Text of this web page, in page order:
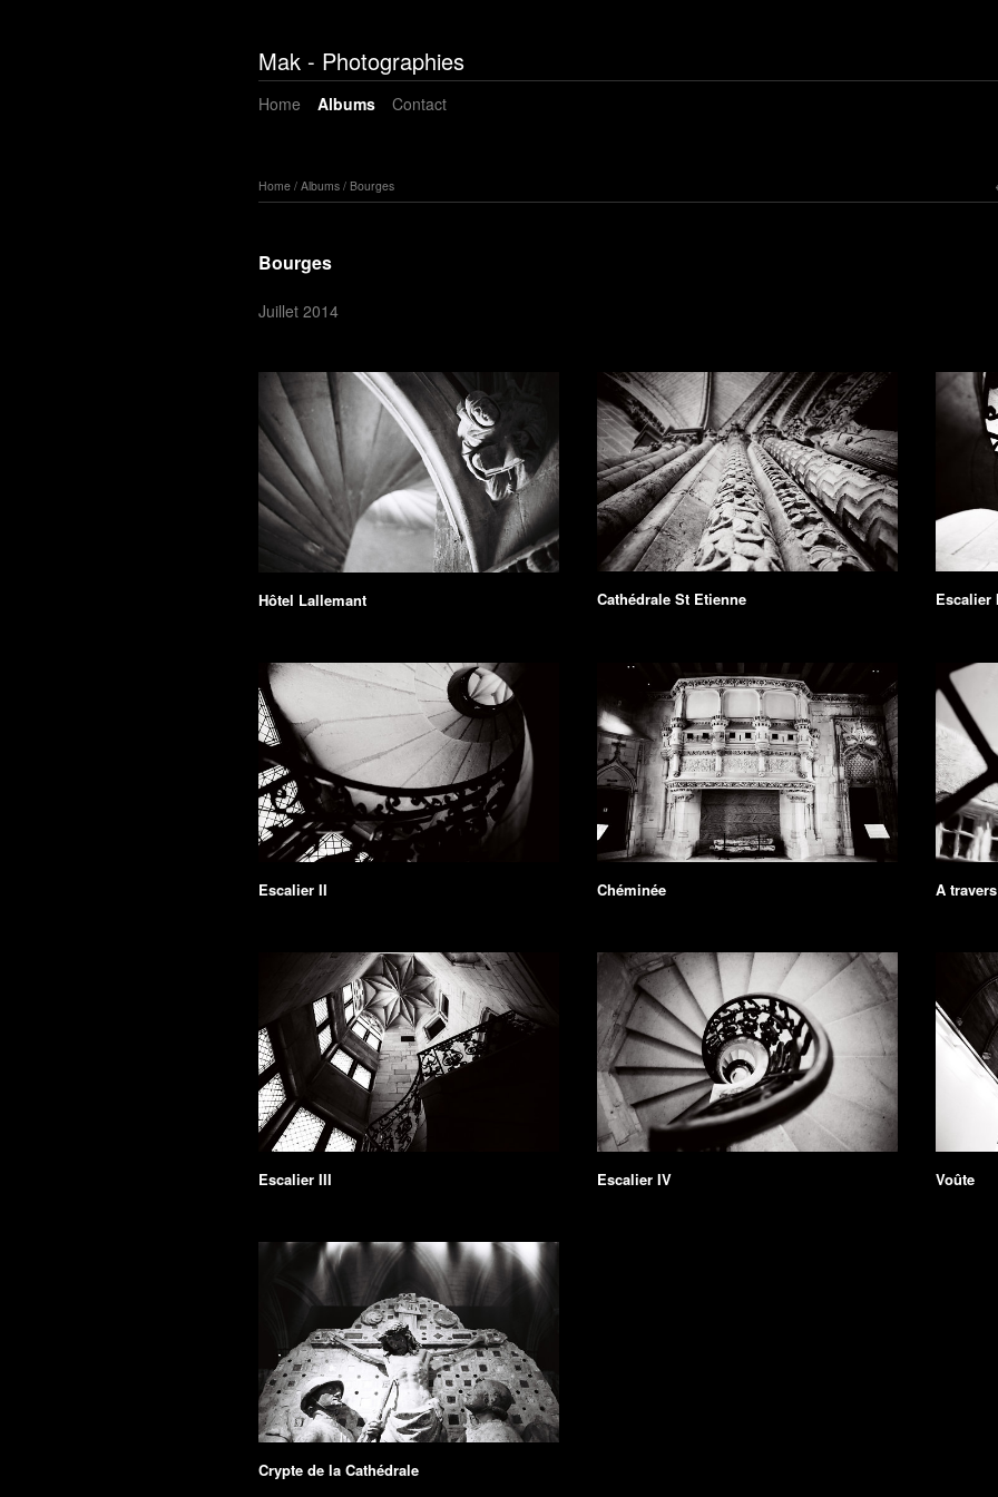
Mak - Photographies
Home Albums Contact
Home / Albums / Bourges
Bourges
Juillet 2014
Hôtel Lallemant Cathédrale St Etienne Escalier
Escalier II Chéminée A travers
Escalier III Escalier IV Voûte
Crypte de la Cathédrale